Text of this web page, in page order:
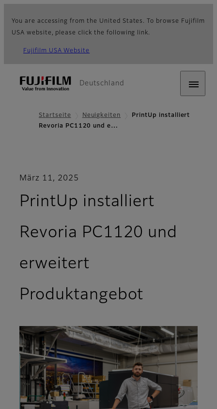
You are accessing from the United States. To browse Fujifilm
USA website, please click the following link.
Fujifilm USA Website
Deutschland
Startseite Neuigkeiten
PrintUp installiert
Revoria PC1120 und e…
März 11, 2025
PrintUp installiert
Revoria PC1120 und
erweitert
Produktangebot